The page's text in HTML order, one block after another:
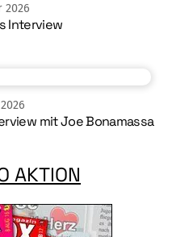
2026
Interview
2026
mit Joe Bonamassa
AKTION